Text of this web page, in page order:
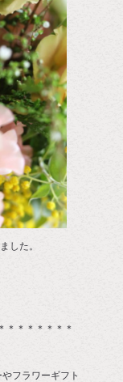
した。
＊＊＊＊＊＊＊
フラワーギフト